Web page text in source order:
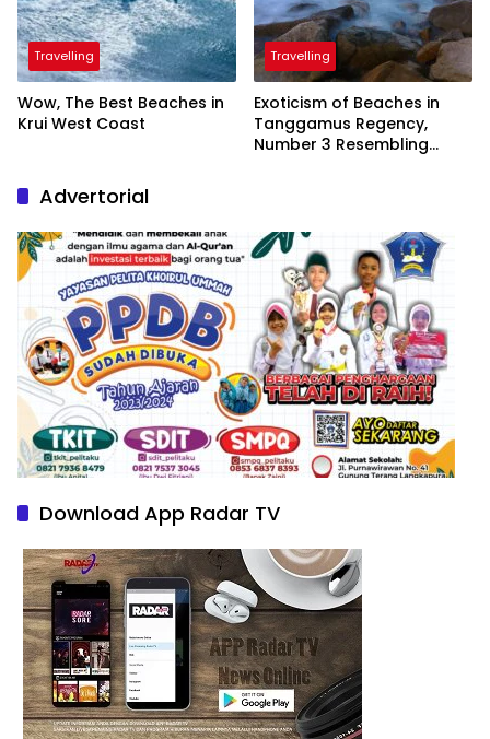
Travelling
Wow, The Best Beaches in
Krui West Coast
Travelling
Exoticism of Beaches in
Tanggamus Regency,
Number 3 Resembling
Advertorial
Download App Radar TV